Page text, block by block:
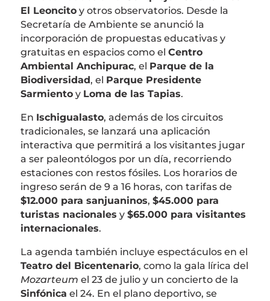
El Leoncitoy otros observatorios. Desde la
Secretaría de Ambiente se anunció la
incorporación de propuestas educativas y
gratuitas en espacios como el Centro
Ambiental Anchipurac, el Parque de la
Biodiversidad, el Parque Presidente
Sarmientoy Loma de las Tapias.
En Ischigualasto, además de los circuitos
tradicionales, se lanzará una aplicación
interactiva que permitirá a los visitantes jugar
a ser paleontólogos por un día, recorriendo
estaciones con restos fósiles. Los horarios de
ingreso serán de 9 a 16 horas, con tarifas de
$12.000 para sanjuaninos, $45.000 para
turistas nacionales y $65.000 para visitantes
internacionales.
La agenda también incluye espectáculos en el
Teatro del Bicentenario, como la gala lírica del
Mozarteum el 23 de julio y un concierto de la
Sinfónica el 24. En el plano deportivo, se